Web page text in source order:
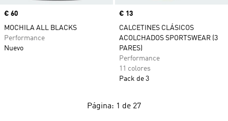
Precio
€ 60
MOCHILA ALL BLACKS
Performance
Nuevo
Precio
€ 13
CALCETINES CLÁSICOS
ACOLCHADOS SPORTSWEAR (3
PARES)
Performance
11 colores
Pack de 3
Página: 1 de 27